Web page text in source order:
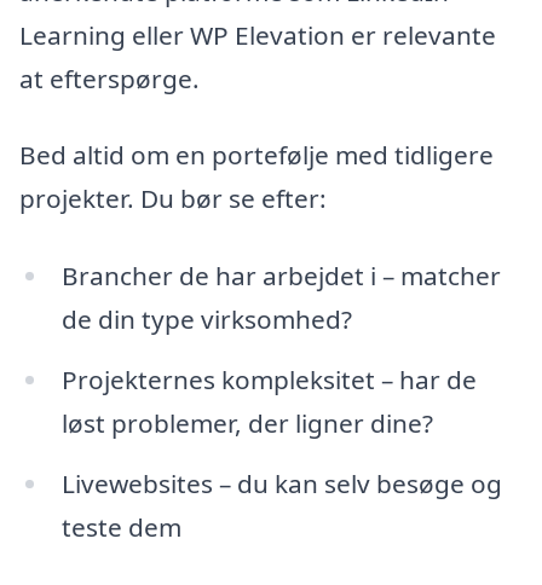
Learning eller WP Elevation er relevante
at efterspørge.
Bed altid om en portefølje med tidligere
projekter. Du bør se efter:
Brancher de har arbejdet i – matcher
de din type virksomhed?
Projekternes kompleksitet – har de
løst problemer, der ligner dine?
Livewebsites – du kan selv besøge og
teste dem